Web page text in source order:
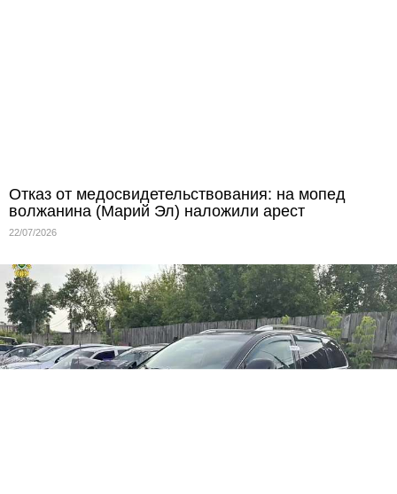
Отказ от медосвидетельствования: на мопед
волжанина (Марий Эл) наложили арест
22/07/2026